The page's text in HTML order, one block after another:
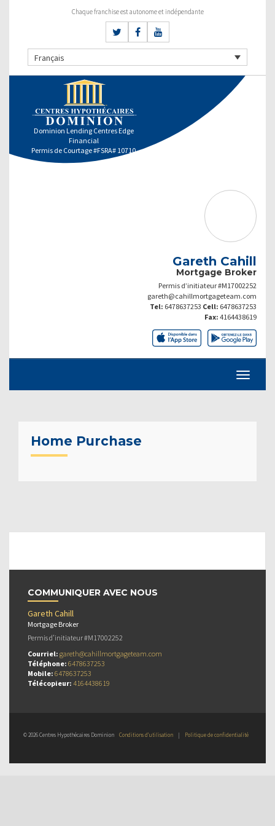
Chaque franchise est autonome et indépendante
Français
Dominion Lending Centres Edge
Financial
Permis de Courtage #FSRA# 10710
Gareth Cahill
Mortgage Broker
Permis d’initiateur #M17002252
gareth@cahillmortgageteam.com
Tel: 6478637253 Cell: 6478637253
Fax: 4164438619
Home Purchase
COMMUNIQUER AVEC NOUS
Gareth Cahill
Mortgage Broker
Permis d’initiateur #M17002252
Courriel: gareth@cahillmortgageteam.com
Téléphone: 6478637253
Mobile: 6478637253
Télécopieur: 4164438619
© 2026 Centres Hypothécaires Dominion Conditions d’utilisation | Politique de confidentialité